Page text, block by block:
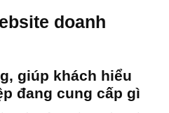
doanh
giúp khách hiểu
đang cung cấp gì